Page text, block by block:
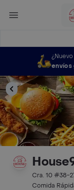
envíos
Cra. 10 #38-
Comida